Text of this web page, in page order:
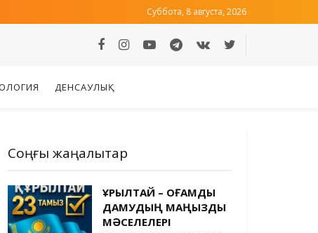
Суббота, 8 августа, 2026
ДЕНСАУЛЫҚ
Соңғы жаңалықтар
ҚҰРЫЛТАЙ – ҚОҒАМДЫҚ
ДАМУДЫҢ МАҢЫЗДЫ
МӘСЕЛЕЛЕРІ